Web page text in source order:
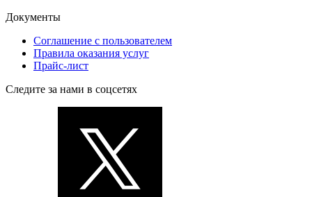
Документы
Соглашение с пользователем
Правила оказания услуг
Прайс-лист
Следите за нами в соцсетях